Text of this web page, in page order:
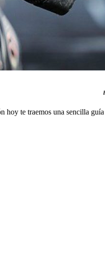
hoy te traemos una sencilla